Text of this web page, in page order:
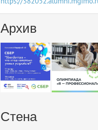
Архив
Стена